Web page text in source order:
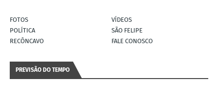
FOTOS
VÍDEOS
POLÍTICA
SÃO FELIPE
RECÔNCAVO
FALE CONOSCO
PREVISÃO DO TEMPO